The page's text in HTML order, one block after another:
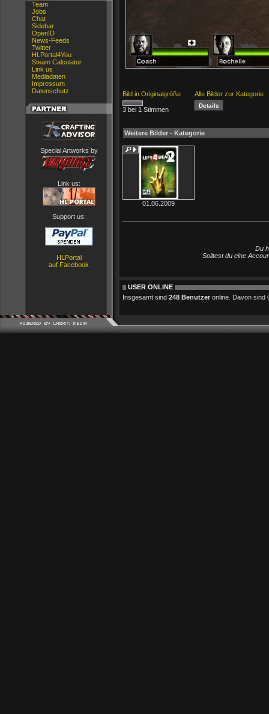
Team
Jobs
Chat
Sidebar
OpenID
News-Feeds
Twitter
HLPortal4You
Steam Calculator
Link us
Mediadaten
Impressum
Datenschutz
Special Artworks by
Link us:
Support us:
HLPortal
auf Facebook
Bild in Originalgröße Alle Bilder zur Kategorie
3 bei 1 Stimmen
Weitere Bilder - Kategorie
01.06.2009
Du
Solltest du eine
USER ONLINE
Insgesamt sind 248 Benutzer online. Davon sind